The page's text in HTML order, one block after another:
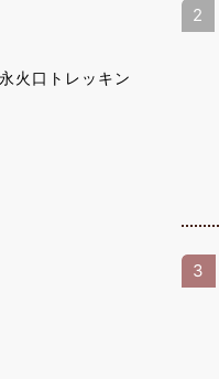
火口トレッキン
2
3